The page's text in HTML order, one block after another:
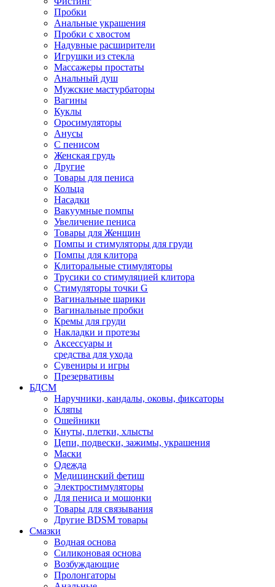
Пробки
Анальные украшения
Пробки с хвостом
Надувные расширители
Игрушки из стекла
Массажеры простаты
Анальный душ
Мужские мастурбаторы
Вагины
Куклы
Оросимуляторы
Анусы
С пенисом
Женская грудь
Другие
Товары для пениса
Кольца
Насадки
Вакуумные помпы
Увеличение пениса
Товары для Женщин
Помпы и стимуляторы для груди
Помпы для клитора
Клиторальные стимуляторы
Трусики со стимуляцией клитора
Стимуляторы точки G
Вагинальные шарики
Вагинальные пробки
Кремы для груди
Накладки и протезы
Аксессуары и
средства для ухода
Сувениры и игры
Презервативы
БДСМ
Наручники, кандалы, оковы, фиксаторы
Кляпы
Ошейники
Кнуты, плетки, хлысты
Цепи, подвески, зажимы, украшения
Маски
Одежда
Медицинский фетиш
Электростимуляторы
Для пениса и мошонки
Товары для связывания
Другие BDSM товары
Смазки
Водная основа
Силиконовая основа
Возбуждающие
Пролонгаторы